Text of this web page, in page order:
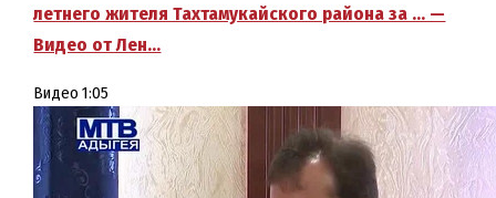
летнего жителя Тахтамукайского района за … —
Видео от Лен…
Видео 1:05